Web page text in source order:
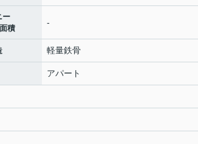
ー
積
-
軽量鉄骨
アパート